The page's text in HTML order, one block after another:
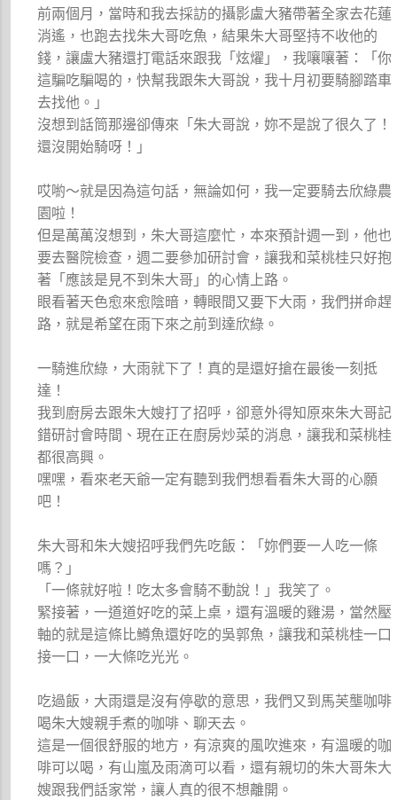
前兩個月，當時和我去採訪的攝影盧大豬帶著全家去花蓮
消遙，也跑去找朱大哥吃魚，結果朱大哥堅持不收他的
錢，讓盧大豬還打電話來跟我「炫燿」，我嚷嚷著：「你
這騙吃騙喝的，快幫我跟朱大哥說，我十月初要騎腳踏車
去找他。」
沒想到話筒那邊卻傳來「朱大哥說，妳不是說了很久了！
還沒開始騎呀！」
哎喲～就是因為這句話，無論如何，我一定要騎去欣綠農
園啦！
但是萬萬沒想到，朱大哥這麼忙，本來預計週一到，他也
要去醫院檢查，週二要參加研討會，讓我和菜桃桂只好抱
著「應該是見不到朱大哥」的心情上路。
眼看著天色愈來愈陰暗，轉眼間又要下大雨，我們拼命趕
路，就是希望在雨下來之前到達欣綠。
一騎進欣綠，大雨就下了！真的是還好搶在最後一刻抵
達！
我到廚房去跟朱大嫂打了招呼，卻意外得知原來朱大哥記
錯研討會時間、現在正在廚房炒菜的消息，讓我和菜桃桂
都很高興。
嘿嘿，看來老天爺一定有聽到我們想看看朱大哥的心願
吧！
朱大哥和朱大嫂招呼我們先吃飯：「妳們要一人吃一條
嗎？」
「一條就好啦！吃太多會騎不動說！」我笑了。
緊接著，一道道好吃的菜上桌，還有溫暖的雞湯，當然壓
軸的就是這條比鱒魚還好吃的吳郭魚，讓我和菜桃桂一口
接一口，一大條吃光光。
吃過飯，大雨還是沒有停歇的意思，我們又到馬芙壟咖啡
喝朱大嫂親手煮的咖啡、聊天去。
這是一個很舒服的地方，有涼爽的風吹進來，有溫暖的咖
啡可以喝，有山嵐及雨滴可以看，還有親切的朱大哥朱大
嫂跟我們話家常，讓人真的很不想離開。